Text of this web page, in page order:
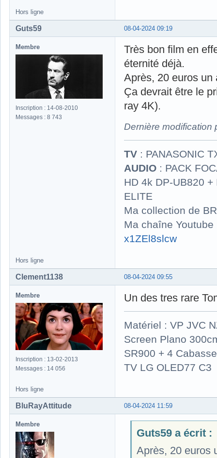
Hors ligne
08-04-2024 09:19
Guts59
Membre
Inscription : 14-08-2010
Messages : 8 743
Très bon film en
éternité déjà.
Après, 20 euros un
Ça devrait être le
ray 4K).
Dernière modification
TV : PANASONIC
AUDIO : PACK
HD 4k DP-UB820
ELITE
Ma collection de
Ma chaîne
x1ZEl8slcw
Hors ligne
08-04-2024 09:55
Clement1138
Membre
Inscription : 13-02-2013
Messages : 14 056
Un des tres rare
Matériel : VP JVC
Screen Plano
SR900 + 4
TV LG OLED77 C3
Hors ligne
08-04-2024 11:59
BluRayAttitude
Membre
Guts59 a écrit :
Après, 20 euros